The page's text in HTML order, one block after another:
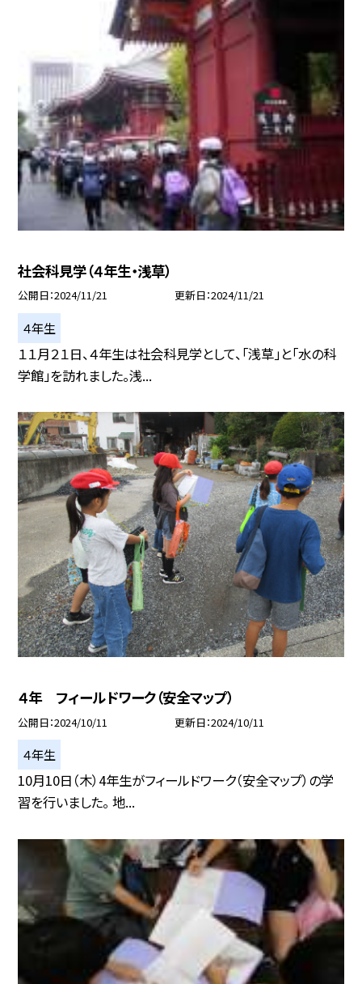
社会科見学（４年生・浅草）
公開日 2024/11/21 更新日 2024/11/21
４年生
１１月２１日、４年生は社会科見学として、「浅草」と「水の科
学館」を訪れました。浅...
４年 フィールドワーク（安全マップ）
公開日 2024/10/11 更新日 2024/10/11
４年生
10月10日（木）4年生がフィールドワーク（安全マップ）の学
習を行いました。 地...